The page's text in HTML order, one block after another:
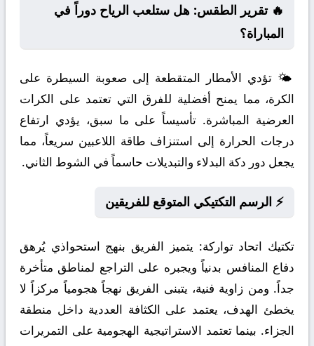
🔥 تقرير الطقس: هل ستلعب الرياح دوراً في
المباراة؟
🌤️ تؤدي الأمطار المتقطعة إلى صعوبة السيطرة على
الكرة، مما يمنح أفضلية للفرق التي تعتمد على الكرات
العرضية المباشرة. تأسيساً على ما سبق، يؤدي ارتفاع
درجات الحرارة إلى استنزاف طاقة اللاعبين سريعاً، مما
يجعل دور دكة البدلاء والتبديلات حاسماً في الشوط الثاني.
⚡ الرسم التكتيكي المتوقع للفريقين
تكتيك اتحاد تواركة: يتميز الفريق بنهج استحواذي يُرهق
دفاع المنافس بدنياً ويجبره على التراجع لمناطق متأخرة
جداً. ومن زاوية فنية، يتبنى الفريق نهجاً هجومياً مركزاً لا
يخطئ الهدف، يعتمد على الكثافة العددية داخل منطقة
الجزاء. بينما تعتمد الاستراتيجية الهجومية على التمريرات